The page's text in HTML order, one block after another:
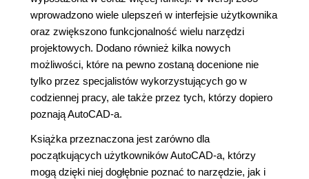
wprowadzono wiele ulepszeń w interfejsie użytkownika
oraz zwiększono funkcjonalność wielu narzędzi
projektowych. Dodano również kilka nowych
możliwości, które na pewno zostaną docenione nie
tylko przez specjalistów wykorzystujących go w
codziennej pracy, ale także przez tych, którzy dopiero
poznają AutoCAD-a.
Książka przeznaczona jest zarówno dla
początkujących użytkowników AutoCAD-a, którzy
mogą dzięki niej dogłębnie poznać to narzędzie, jak i